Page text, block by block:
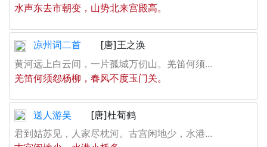
水声东去市朝变，山势北来宫殿高。
凉州词二首
[唐]王之涣
黄河远上白云间，一片孤城万仞山。羌笛何须...
羌笛何须怨杨柳，春风不度玉门关。
送人游吴
[唐]杜荀鹤
君到姑苏见，人家尽枕河。古宫闲地少，水港...